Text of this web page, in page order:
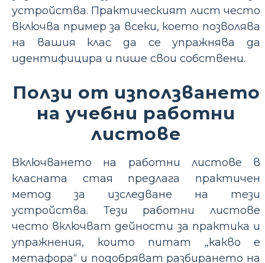
устройства. Практическият лист често
включва пример за всеки, което позволява
на вашия клас да се упражнява да
идентифицира и пише свои собствени.
Ползи от използването
на учебни работни
листове
Включването на работни листове в
класната стая предлага практичен
метод за изследване на тези
устройства. Тези работни листове
често включват дейности за практика и
упражнения, които питат „какво е
метафора“ и подобряват разбирането на